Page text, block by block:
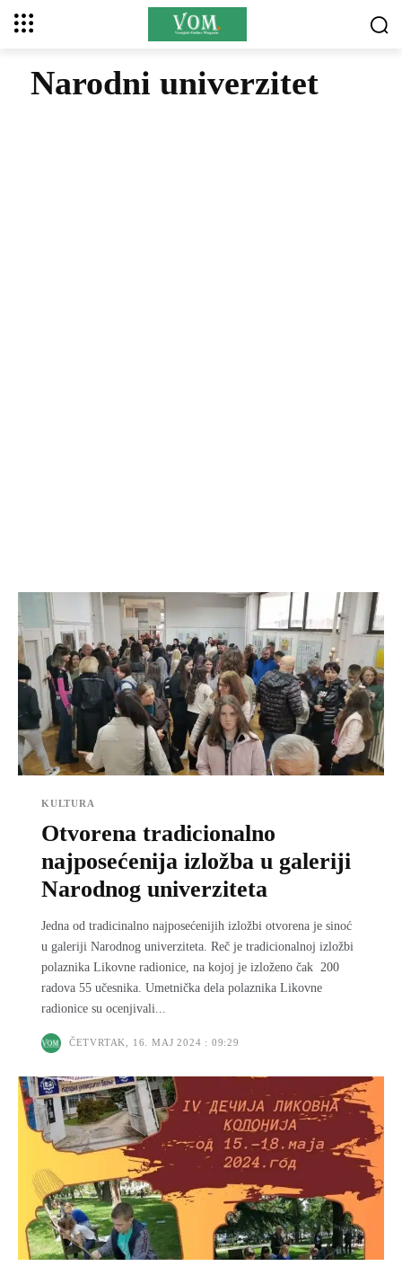
Narodni univerzitet
KULTURA
Otvorena tradicionalno
najposećenija izložba u galeriji
Narodnog univerziteta
Jedna od tradicinalno najposećenijih izložbi otvorena je sinoć
u galeriji Narodnog univerziteta. Reč je tradicionalnoj izložbi
polaznika Likovne radionice, na kojoj je izloženo čak 200
radova 55 učesnika. Umetnička dela polaznika Likovne
radionice su ocenjivali...
ČETVRTAK, 16. MAJ 2024 : 09:29